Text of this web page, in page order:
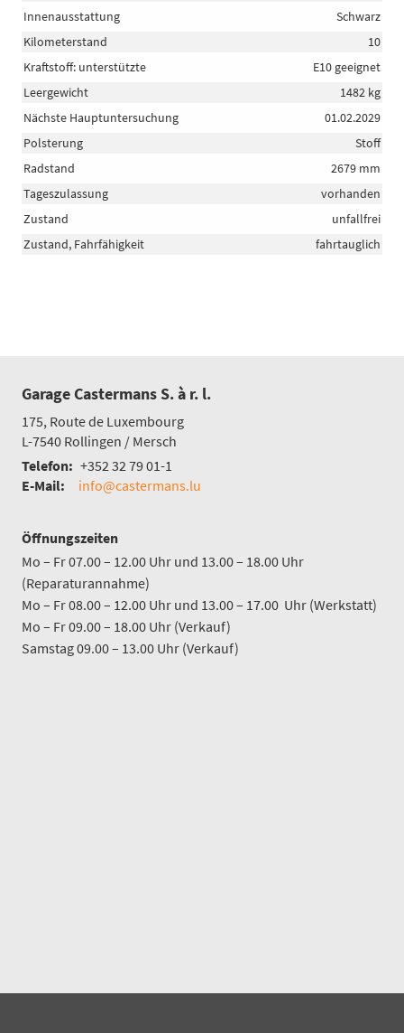
Innenausstattung
Schwarz
Kilometerstand
10
Kraftstoff: unterstützte
E10 geeignet
Leergewicht
1482 kg
Nächste Hauptuntersuchung
01.02.2029
Polsterung
Stoff
Radstand
2679 mm
Tageszulassung
vorhanden
Zustand
unfallfrei
Zustand, Fahrfähigkeit
fahrtauglich
Garage Castermans S. à r. l.
175, Route de Luxembourg
L-7540 Rollingen / Mersch
Telefon: +352 32 79 01-1
E-Mail:
info@castermans.lu
Öffnungszeiten
Mo – Fr 07.00 – 12.00 Uhr und 13.00 – 18.00 Uhr
(Reparaturannahme)
Mo – Fr 08.00 – 12.00 Uhr und 13.00 – 17.00 Uhr (Werkstatt)
Mo – Fr 09.00 – 18.00 Uhr (Verkauf)
Samstag 09.00 – 13.00 Uhr (Verkauf)